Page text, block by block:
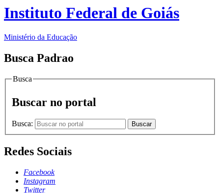
Instituto Federal de Goiás
Ministério da Educação
Busca Padrao
Busca
Buscar no portal
Busca: Buscar
Redes Sociais
Facebook
Instagram
Twitter